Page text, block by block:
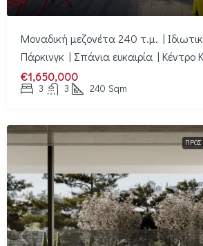
Μοναδική μεζονέτα 240 τ.μ. |
Πάρκινγκ | Σπάνια ευκαιρία | Κέντρο
€1,650,000
3 3 240 Sqm